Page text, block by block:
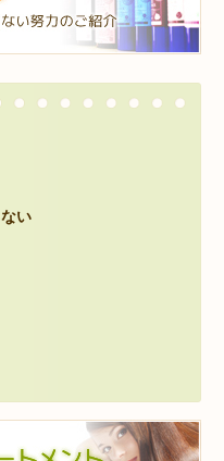
い